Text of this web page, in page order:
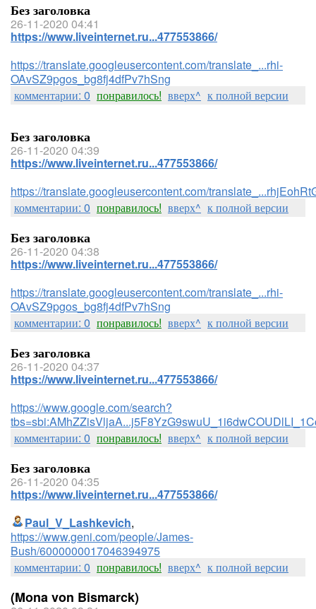
Без заголовка
26-11-2020 04:41
https://www.liveinternet.ru...477553866/
https://translate.googleusercontent.com/translate_...rhi-
OAvSZ9pgos_bg8fj4dfPv7hSng
комментарии: 0 понравилось! вверх^ к полной версии
Без заголовка
26-11-2020 04:39
https://www.liveinternet.ru...477553866/
https://translate.googleusercontent.com/
комментарии: 0 понравилось! вверх^ к полной версии
Без заголовка
26-11-2020 04:38
https://www.liveinternet.ru...477553866/
https://translate.googleusercontent.com/translate_...rhi-
OAvSZ9pgos_bg8fj4dfPv7hSng
комментарии: 0 понравилось! вверх^ к полной версии
Без заголовка
26-11-2020 04:37
https://www.liveinternet.ru...477553866/
https://www.google.com/search?
комментарии: 0 понравилось! вверх^ к полной версии
Без заголовка
26-11-2020 04:35
https://www.liveinternet.ru...477553866/
Paul_V_Lashkevich,
https://www.geni.com/people/James-
Bush/6000000017046394975
комментарии: 0 понравилось! вверх^ к полной версии
(Mona von Bismarck)